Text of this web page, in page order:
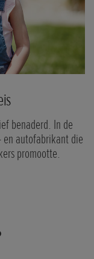
benaderd. In de
en autofabrikant die
promootte.